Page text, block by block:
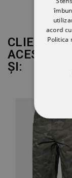
CLIENȚII
ACEST
ȘI:
acord
Politica